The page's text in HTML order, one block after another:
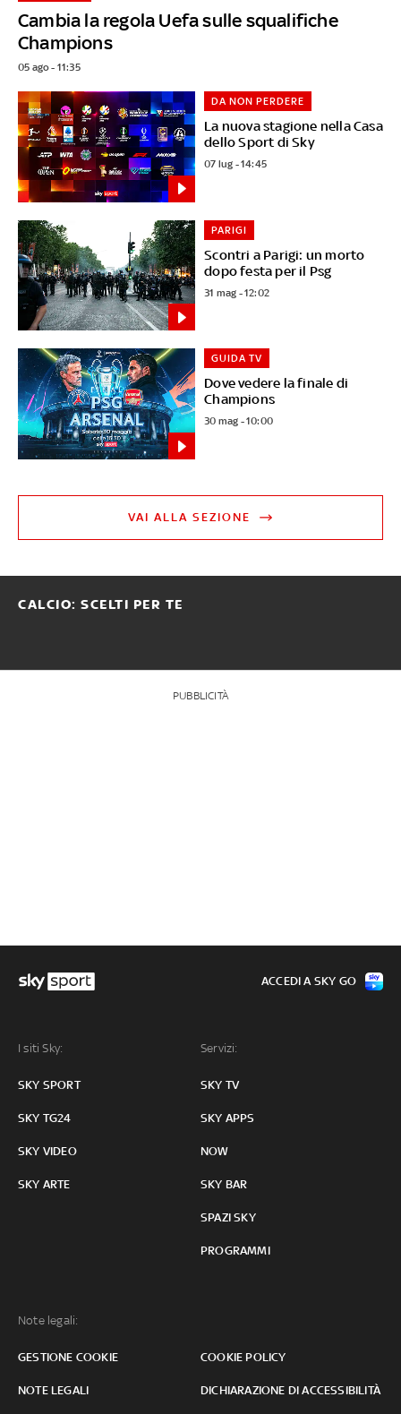
Cambia la regola Uefa sulle squalifiche
Champions
05 ago - 11:35
La nuova stagione nella Casa
dello Sport di Sky
DA NON PERDERE
07 lug - 14:45
Scontri a Parigi: un morto
dopo festa per il Psg
PARIGI
31 mag - 12:02
Dove vedere la finale di
Champions
GUIDA TV
30 mag - 10:00
VAI ALLA SEZIONE
CALCIO: SCELTI PER TE
PUBBLICITÀ
I siti Sky:
SKY SPORT
SKY TG24
SKY VIDEO
SKY ARTE
Servizi:
SKY TV
SKY APPS
NOW
SKY BAR
SPAZI SKY
PROGRAMMI
Note legali:
GESTIONE COOKIE COOKIE POLICY
NOTE LEGALI DICHIARAZIONE DI ACCESSIBILITÀ
ACCEDI A SKY GO